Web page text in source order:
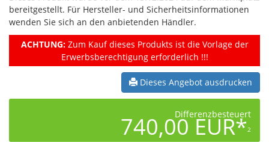
bereitgestellt. Für Hersteller- und Sicherheitsinformationen
wenden Sie sich an den anbietenden Händler.
ACHTUNG:Zum Kauf dieses Produkts ist die Vorlage der
Erwerbsberechtigung erforderlich !!!
Dieses Angebot ausdrucken
Differenzbesteuert
740,00 EUR*2